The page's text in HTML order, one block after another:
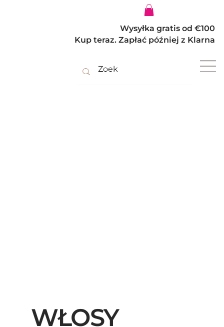
Wysyłka gratis od €100
Kup teraz. Zapłać później z Klarna
WŁOSY